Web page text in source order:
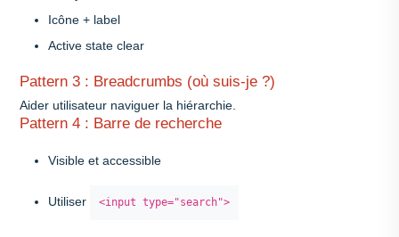
Icône + label
Active state clear
Pattern 3 : Breadcrumbs (où suis-je ?)
Aider utilisateur naviguer la hiérarchie.
Pattern 4 : Barre de recherche
Visible et accessible
Utiliser <input type="search">